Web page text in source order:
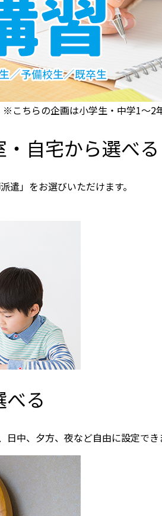
こちらの企画は小学生・中学1〜2
自宅から選べる
遣」をお選びいただけます。
る
中、夕方、夜など自由に設定でき